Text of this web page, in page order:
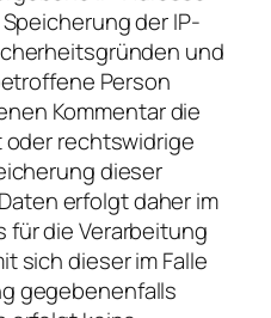
der IP-
und
Person
Kommentar die
rechtswidrige
dieser
erfolgt daher im
die Verarbeitung
sich dieser im Falle
gegebenenfalls